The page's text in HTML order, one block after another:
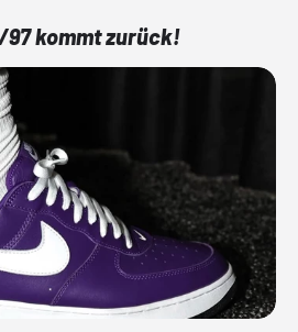
97 kommt zurück!